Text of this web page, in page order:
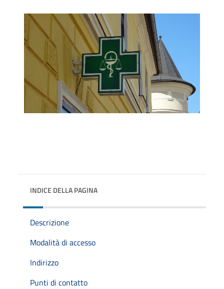
INDICE DELLA PAGINA
Descrizione
Modalità di accesso
Indirizzo
Punti di contatto